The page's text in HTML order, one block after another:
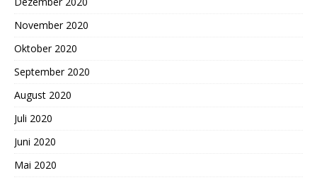
November 2020
Oktober 2020
September 2020
August 2020
Juli 2020
Juni 2020
Mai 2020